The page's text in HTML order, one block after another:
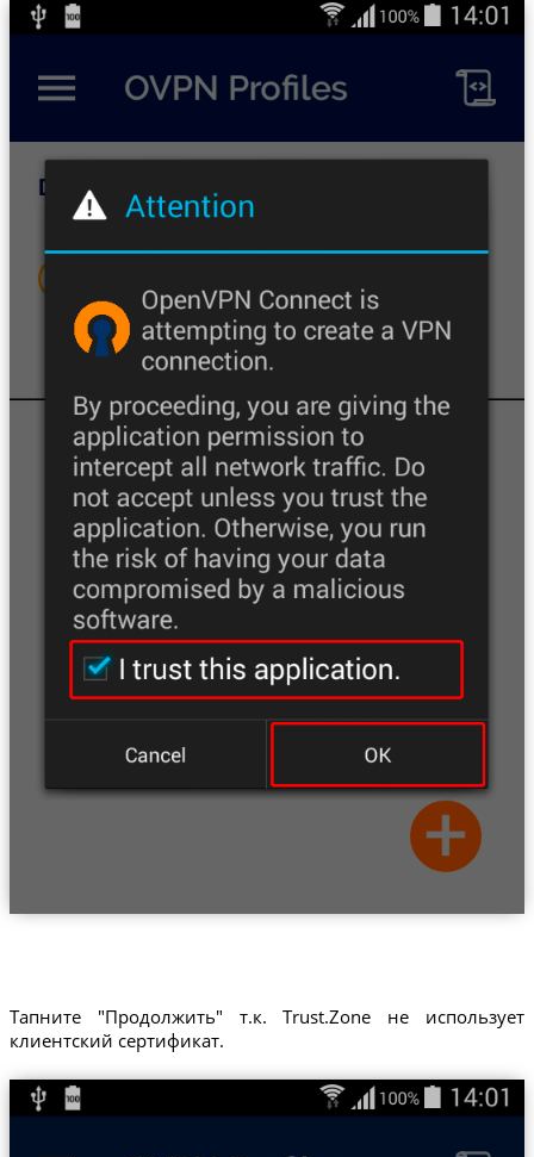
Тапните "Продолжить" т.к. Trust.Zone не использует
клиентский сертификат.